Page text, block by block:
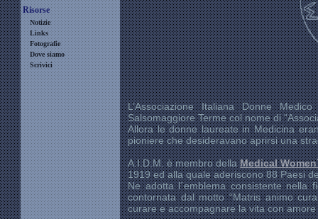
Risorse
Notizie
Links
Fotografie
Dove siamo
Scrivici
L’Associazione Italiana Donne
Salsomaggiore Terme col nome di
Allora le donne laureate in Medicina
pioniere che desideravano aprirsi una
A.I.D.M. è membro dellaMedical
1919 ed alla quale aderiscono 88 Paesi
Ne adotta l´emblema consistente
contornata dal motto “Matris animo
curare e accompagnare la vita con